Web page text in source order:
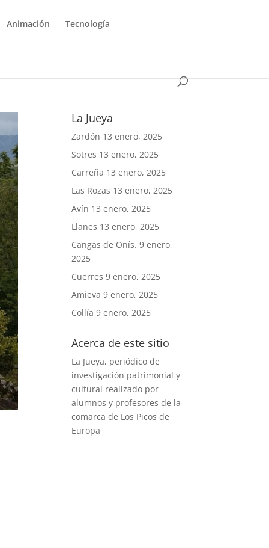
Animación Tecnología
La Jueya
Zardón 13 enero, 2025
Sotres 13 enero, 2025
Carreña 13 enero, 2025
Las Rozas 13 enero, 2025
Avín 13 enero, 2025
Llanes 13 enero, 2025
Cangas de Onís. 9 enero,
2025
Cuerres 9 enero, 2025
Amieva 9 enero, 2025
Collía 9 enero, 2025
Acerca de este sitio
La Jueya, periódico de
investigación patrimonial y
cultural realizado por
alumnos y profesores de la
comarca de Los Picos de
Europa